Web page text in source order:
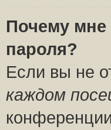
Почему мне
пароля?
Если вы не
каждом